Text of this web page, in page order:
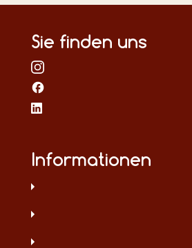
Sie finden uns
Informationen